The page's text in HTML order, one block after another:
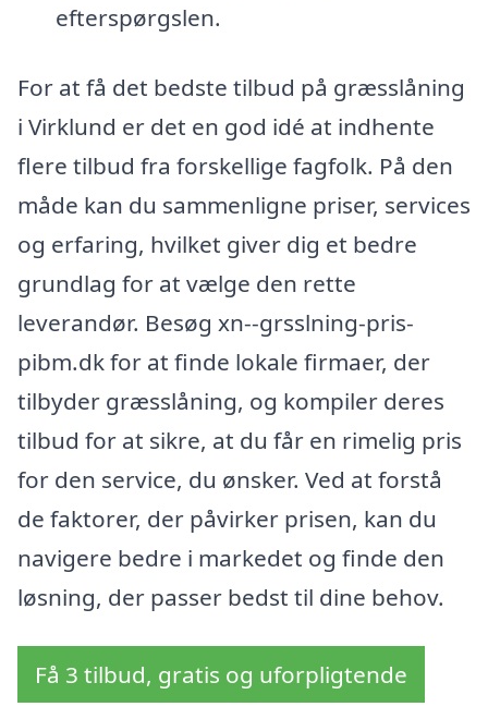
efterspørgslen.
For at få det bedste tilbud på græsslåning
i Virklund er det en god idé at indhente
flere tilbud fra forskellige fagfolk. På den
måde kan du sammenligne priser, services
og erfaring, hvilket giver dig et bedre
grundlag for at vælge den rette
leverandør. Besøg xn--grsslning-pris-
pibm.dk for at finde lokale firmaer, der
tilbyder græsslåning, og kompiler deres
tilbud for at sikre, at du får en rimelig pris
for den service, du ønsker. Ved at forstå
de faktorer, der påvirker prisen, kan du
navigere bedre i markedet og finde den
løsning, der passer bedst til dine behov.
Få 3 tilbud, gratis og uforpligtende